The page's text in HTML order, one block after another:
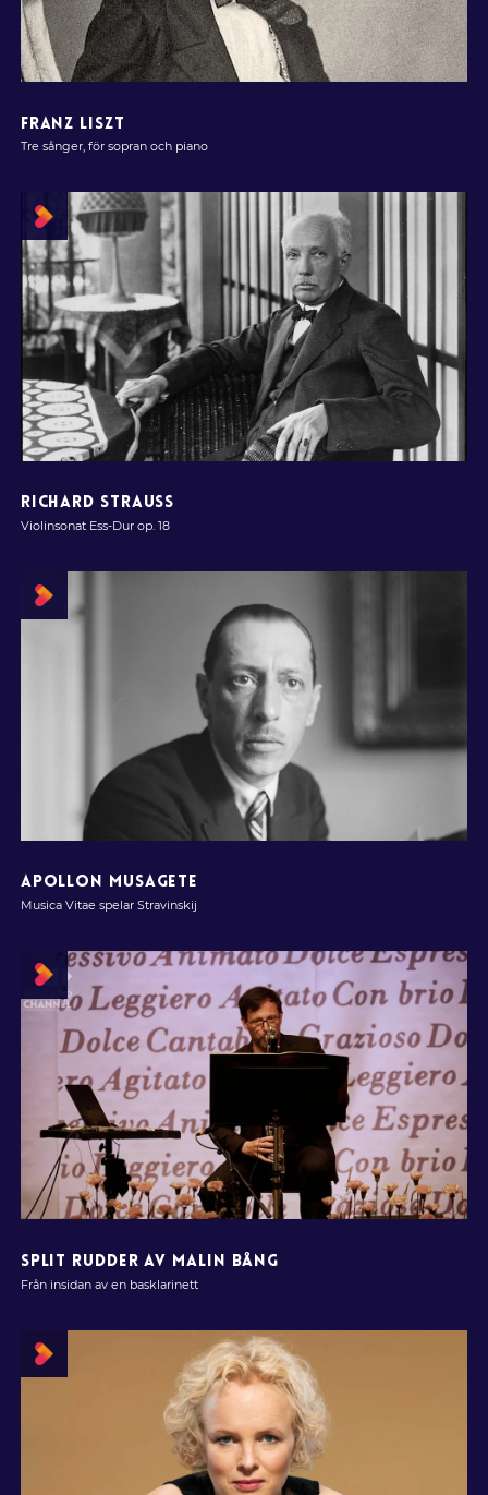
FRANZ LISZT
Tre sånger, för sopran och piano
RICHARD STRAUSS
Violinsonat Ess-Dur op. 18
APOLLON MUSAGETE
Musica Vitae spelar Stravinskij
SPLIT RUDDER AV MALIN BÅNG
Från insidan av en basklarinett